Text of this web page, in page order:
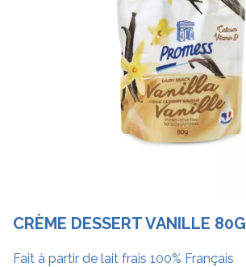
CRÈME DESSERT VANILLE 80G
Fait à partir de lait frais 100% Français